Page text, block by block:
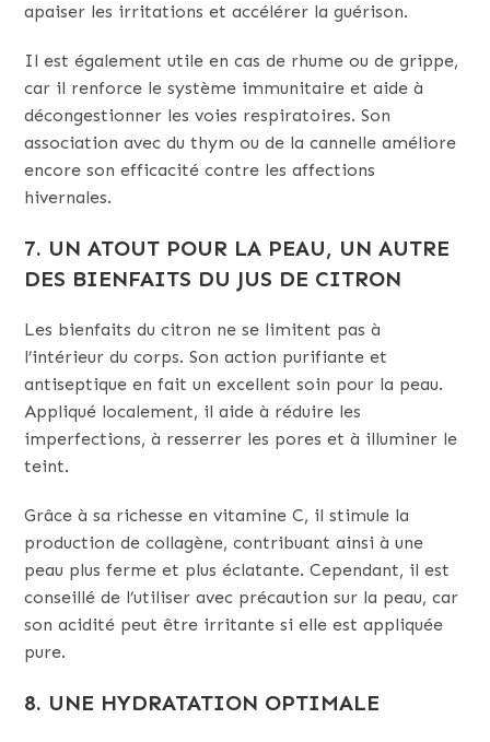
apaiser les irritations et accélérer la guérison.
Il est également utile en cas de rhume ou de grippe,
car il renforce le système immunitaire et aide à
décongestionner les voies respiratoires. Son
association avec du thym ou de la cannelle améliore
encore son efficacité contre les affections
hivernales.
7. UN ATOUT POUR LA PEAU, UN AUTRE
DES BIENFAITS DU JUS DE CITRON
Les bienfaits du citron ne se limitent pas à
l’intérieur du corps. Son action purifiante et
antiseptique en fait un excellent soin pour la peau.
Appliqué localement, il aide à réduire les
imperfections, à resserrer les pores et à illuminer le
teint.
Grâce à sa richesse en vitamine C, il stimule la
production de collagène, contribuant ainsi à une
peau plus ferme et plus éclatante. Cependant, il est
conseillé de l’utiliser avec précaution sur la peau, car
son acidité peut être irritante si elle est appliquée
pure.
8. UNE HYDRATATION OPTIMALE